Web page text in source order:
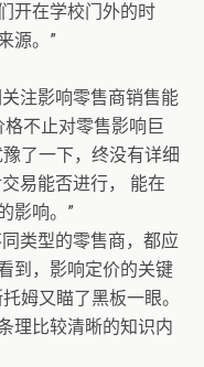
开在学校门外的时
源。”
注影响零售商销售能
不止对零售影响巨
了一下，终没有详细
易能否进行， 能在
影响。”
类型的零售商，都应
到，影响定价的关键
姆又瞄了黑板一眼。
理比较清晰的知识内